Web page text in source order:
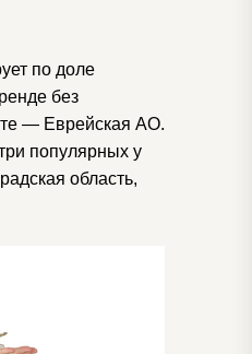
по доле
без
— Еврейская АО.
популярных у
область,